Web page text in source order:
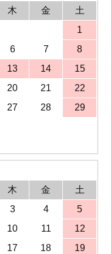
木 金
土
1
6 7
8
13 14
15
20 21
22
27 28
29
木 金
土
3 4
5
10 11
12
17 18
19